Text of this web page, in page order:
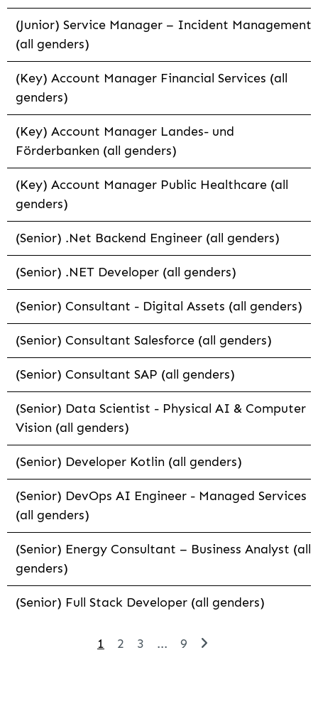
(Junior) Service Manager – Incident Management
(all genders)
(Key) Account Manager Financial Services (all
genders)
(Key) Account Manager Landes- und
Förderbanken (all genders)
(Key) Account Manager Public Healthcare (all
genders)
(Senior) .Net Backend Engineer (all genders)
(Senior) .NET Developer (all genders)
(Senior) Consultant - Digital Assets (all genders)
(Senior) Consultant Salesforce (all genders)
(Senior) Consultant SAP (all genders)
(Senior) Data Scientist - Physical AI & Computer
Vision (all genders)
(Senior) Developer Kotlin (all genders)
(Senior) DevOps AI Engineer - Managed Services
(all genders)
(Senior) Energy Consultant – Business Analyst (all
genders)
(Senior) Full Stack Developer (all genders)
1 2 3 ... 9